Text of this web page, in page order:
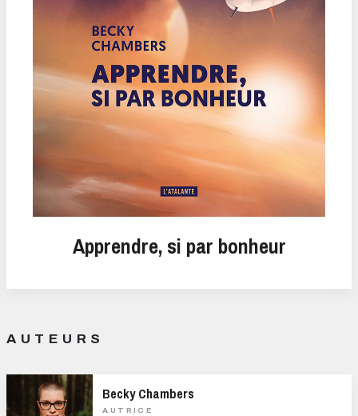
Apprendre, si par bonheur
AUTEURS
Becky Chambers
AUTRICE